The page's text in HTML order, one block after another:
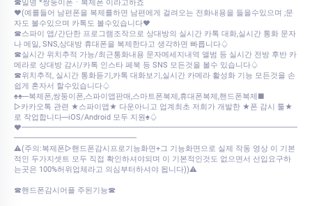
☎일명 *쌍둥이폰ㆍ복제폰 이라고하죠
♥(예를들어 남편폰을 복제를하면 남편에게 걸려오는 전화내용을 들을수있으며 ;문
자도 볼수있으며 카톡도 볼수있습니다♥
☎스파이 앱/간단한 프로그램조작으로 상대방의 실시간 카톡 대화,실시간 통화 문자
나 메일, SNS,상대방 휴대폰을 복제한다고 생각하면 빠릅니다♤
☎실시간 위치추적 가능/최근통화내용 문자메세지내역 앨범 등 실시간 전방 후반 카
메라로 상대방 감시/카톡 인스타 페북 등 SNS 모든것을 볼수 있습니다♤
☎위치추적, 실시간 통화듣기,카톡 대화보기,실시간 카메라 활성화 기능 모든것을 손
쉽게 혼자서 할수있습니다♤
♠♠---복제폰,쌍둥이폰,스파이앱판매,스마트폰복제,휴대폰복제,핸드폰복제■
▷카카오톡 관련 ★스파이앱★ 다운아니고 업계최초 저희가 개발한 ★폰 감시 툴★
로 작업합니다---iOS/Android 모두 지원♠♤
♥━━━━━━━━━━━━━━━━━━━━━━━━━━━━━━━━━━━━
━━━━━━━━━━━━━━━━
⚠️(주의:복제폰▷핸드폰감시프로기능화면+그 기능화면으로 실제 작동 영상 이 기본
적인 두가지셋트 모두 직접 확인하셔야되며 이 기본적인것도 없으면서 선입요구하
는곳은 100%허위업체라고 의심부터하셔야 됩니다))⚠️
☎핸드폰감시어플 주된기능☎